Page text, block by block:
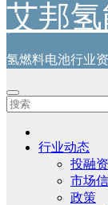
艾邦
氢燃料电池行业
行业动态
投融资
市场
政策